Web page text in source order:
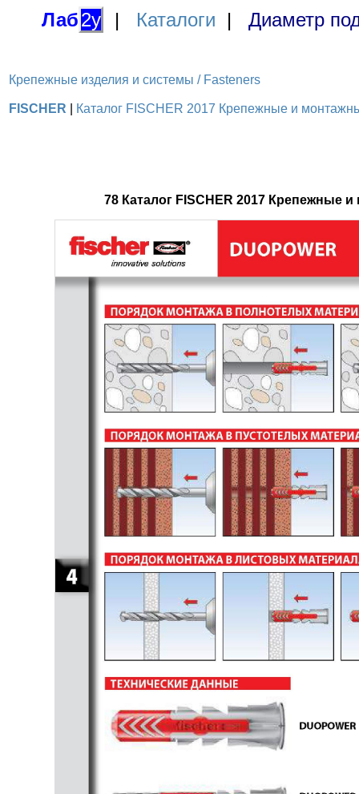
Лаб2у | Каталоги | Диаметр
Крепежные изделия и системы / Fasteners
FISCHER Каталог FISCHER 2017 Крепежные и
78 Каталог FISCHER 2017